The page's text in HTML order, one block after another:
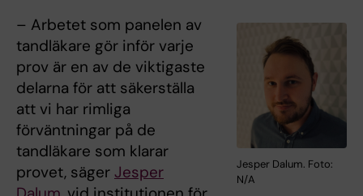
Jesper Dalum. Foto:
N/A
– Arbetet som panelen av
tandläkare gör inför varje
prov är en av de viktigaste
delarna för att säkerställa
att vi har rimliga
förväntningar på de
tandläkare som klarar
provet, säger Jesper